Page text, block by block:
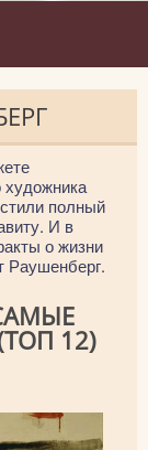
художника
полный
И в
о жизни
Раушенберг.
12)